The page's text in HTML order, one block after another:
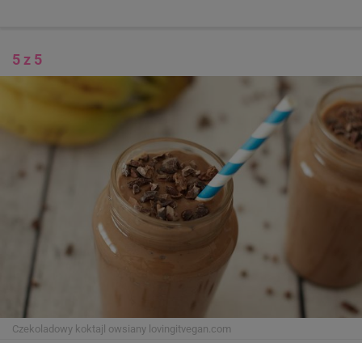
5 z 5
Czekoladowy koktajl owsiany lovingitvegan.com